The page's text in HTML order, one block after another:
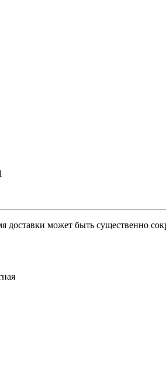
доставки может быть существенно